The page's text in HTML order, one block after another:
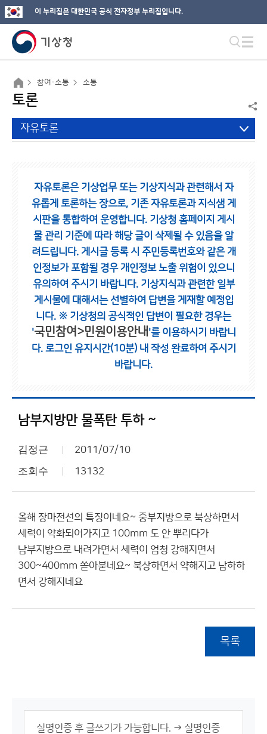
이 누리집은 대한민국 공식 전자정부 누리집입니다.
참여·소통 소통
토론
자유토론
자유토론은 기상업무 또는 기상지식과 관련해서 자
유롭게 토론하는 장으로, 기존 자유토론과 지식샘 게
시판을 통합하여 운영합니다. 기상청 홈페이지 게시
물 관리 기준에 따라 해당 글이 삭제될 수 있음을 알
려드립니다. 게시글 등록 시 주민등록번호와 같은 개
인정보가 포함될 경우 개인정보 노출 위험이 있으니
유의하여 주시기 바랍니다. 기상지식과 관련한 일부
게시물에 대해서는 선별하여 답변을 게재할 예정입
니다. ※ 기상청의 공식적인 답변이 필요한 경우는
'국민참여>민원이용안내 '를 이용하시기 바랍니
다. 로그인 유지시간(10분) 내 작성 완료하여 주시기
바랍니다.
남부지방만 물폭탄 투하 ~
김정근 2011/07/10
조회수 13132
올해 장마전선의 특징이네요~ 중부지방으로 북상하면서
세력이 약화되어가지고 100mm 도 안 뿌리다가
남부지방으로 내려가면서 세력이 엄청 강해지면서
300~400mm 쏟아붇네요~ 북상하면서 약해지고 남하하
면서 강해지네요
목록